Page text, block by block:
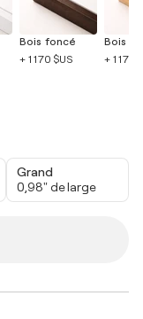
Bois foncé
+ 1 170 $US
Bois
+ 1 170
Grand
0,98" de large